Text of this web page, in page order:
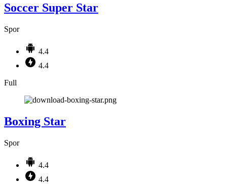
Soccer Super Star
Spor
4.4
4.4
Full
Boxing Star
Spor
4.4
4.4